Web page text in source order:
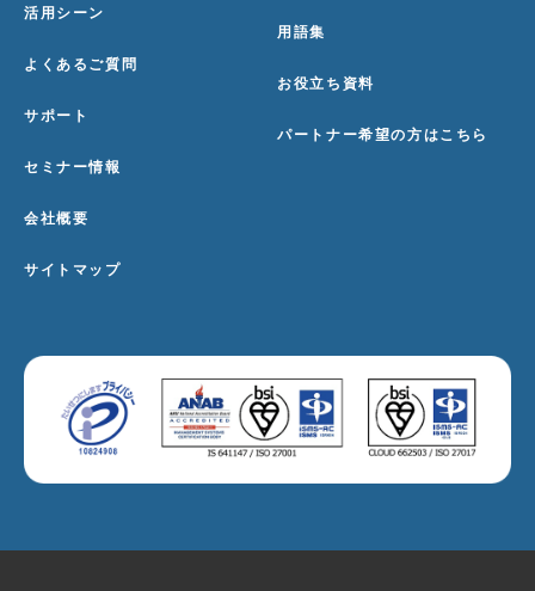
活用シーン
よくあるご質問
サポート
セミナー情報
会社概要
サイトマップ
用語集
お役立ち資料
パートナー希望の方はこちら